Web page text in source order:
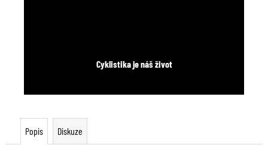
Cyklistika je náš život
Popis Diskuze